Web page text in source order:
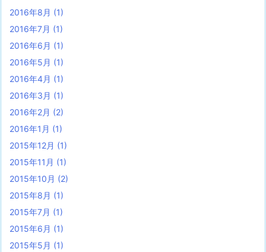
2016年8月 (1)
2016年7月 (1)
2016年6月 (1)
2016年5月 (1)
2016年4月 (1)
2016年3月 (1)
2016年2月 (2)
2016年1月 (1)
2015年12月 (1)
2015年11月 (1)
2015年10月 (2)
2015年8月 (1)
2015年7月 (1)
2015年6月 (1)
2015年5月 (1)